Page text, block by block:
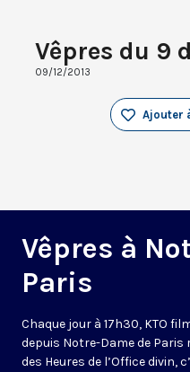
Vêpres du 9
09/12/2013
Ajouter
Vêpres à
Paris
Chaque jour à 17h30, KTO
depuis Notre-Dame de
des Heures de l’Office divin,